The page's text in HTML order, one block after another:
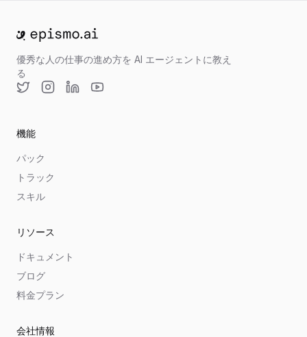
優秀な人の仕事の進め方を AI エージェントに教え
る
機能
パック
トラック
スキル
リソース
ドキュメント
ブログ
料金プラン
会社情報